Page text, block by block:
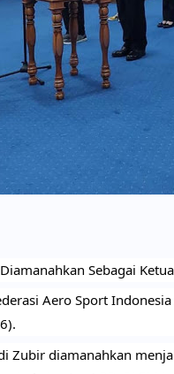
Sebagai
Aero Sport
Zubir diamanahkan